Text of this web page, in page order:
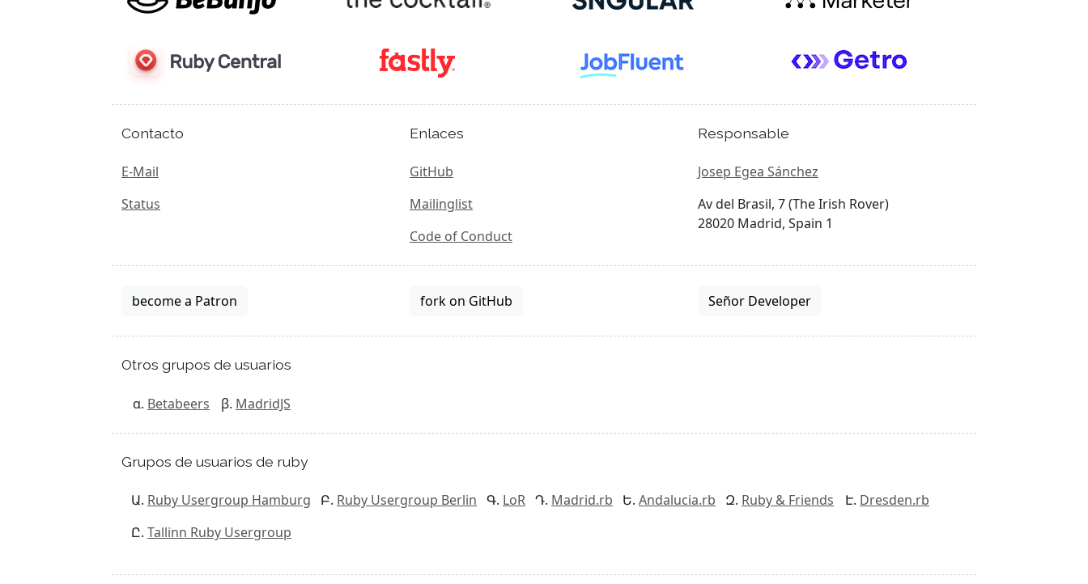
Contacto
E-Mail
Status
Enlaces
GitHub
Mailinglist
Code of Conduct
Responsable
Josep Egea Sánchez
Av del Brasil, 7 (The Irish Rover)
28020 Madrid, Spain 1
become a Patron fork on GitHub Señor Developer
Otros grupos de usuarios
Betabeers MadridJS
Grupos de usuarios de ruby
Ruby Usergroup Hamburg Ruby Usergroup Berlin LoR Madrid.rb Andalucia.rb Ruby & Friends
Dresden.rb
Tallinn Ruby Usergroup